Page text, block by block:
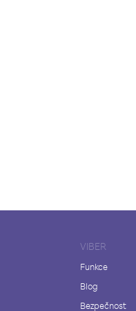
VIBER
Funkce
Blog
Bezpečnost